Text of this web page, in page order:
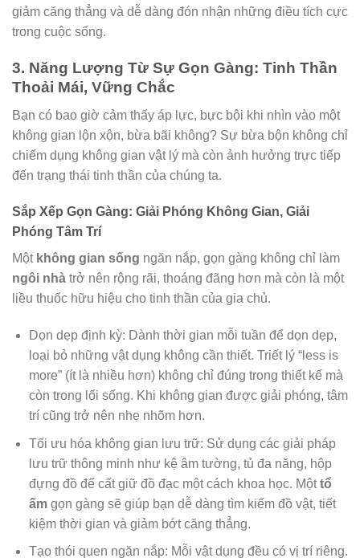
giảm căng thẳng và dễ dàng đón nhận những điều tích cực
trong cuộc sống.
3. Năng Lượng Từ Sự Gọn Gàng: Tinh Thần
Thoải Mái, Vững Chắc
Bạn có bao giờ cảm thấy áp lực, bực bội khi nhìn vào một
không gian lộn xộn, bừa bãi không? Sự bừa bộn không chỉ
chiếm dụng không gian vật lý mà còn ảnh hưởng trực tiếp
đến trạng thái tinh thần của chúng ta.
Sắp Xếp Gọn Gàng: Giải Phóng Không Gian, Giải
Phóng Tâm Trí
Một không gian sống ngăn nắp, gọn gàng không chỉ làm
ngôi nhà trở nên rộng rãi, thoáng đãng hơn mà còn là một
liều thuốc hữu hiệu cho tinh thần của gia chủ.
Dọn dẹp định kỳ: Dành thời gian mỗi tuần để dọn dẹp,
loại bỏ những vật dụng không cần thiết. Triết lý “less is
more” (ít là nhiều hơn) không chỉ đúng trong thiết kế mà
còn trong lối sống. Khi không gian được giải phóng, tâm
trí cũng trở nên nhẹ nhõm hơn.
Tối ưu hóa không gian lưu trữ: Sử dụng các giải pháp
lưu trữ thông minh như kệ âm tường, tủ đa năng, hộp
đựng đồ để cất giữ đồ đạc một cách khoa học. Mộttổ
ấmgọn gàng sẽ giúp bạn dễ dàng tìm kiếm đồ vật, tiết
kiệm thời gian và giảm bớt căng thẳng.
Tạo thói quen ngăn nắp: Mỗi vật dụng đều có vị trí riêng.